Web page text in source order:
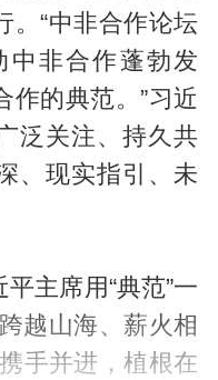
。“中非合作论坛
中非合作蓬勃发
作的典范。”习近
泛关注、持久共
、现实指引、未
主席用“典范”一
越山海、薪火相
手并进，植根在